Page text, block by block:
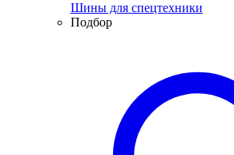
Шины для спецтехники
Подбор